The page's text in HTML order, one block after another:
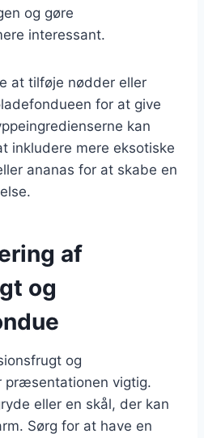
og gøre
interessant.
at tilføje nødder eller
for at give
kan
inkludere mere eksotiske
ananas for at skabe en
af
og
og
præsentationen vigtig.
eller en skål, der kan
Sørg for at have en